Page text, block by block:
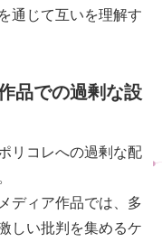
通じて互いを理解す
品での過剰な設
リコレへの過剰な配
ディア作品では、多
しい批判を集めるケ